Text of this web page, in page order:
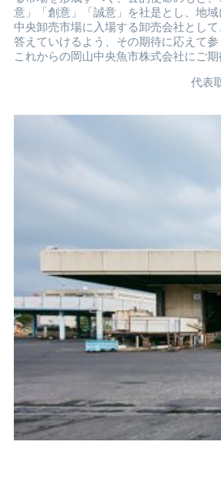
意」「創意」「誠意」を社是とし、地域
中央卸売市場に入場する卸売会社とし
答えていけるよう、その期待に応えて参
これからの岡山中央魚市株式会社にご期
代表